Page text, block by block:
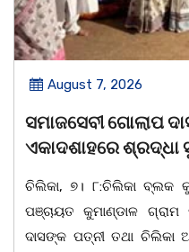
August 7, 2026
ନାଚୁଣୀ ମହାବିଦ୍ୟାଳୟର
ପ୍ରତିଷ୍ଠା ଉତ୍ସବ
ଚିଲିକା, ୭। ୮(ସ.ମି.ସ) ନାଚୁଣୀ
୪୬ ତମ ପ୍ରତିଷ୍ଠା ଉତ୍ସବ
ପରିସରରେ ପାଳିତ